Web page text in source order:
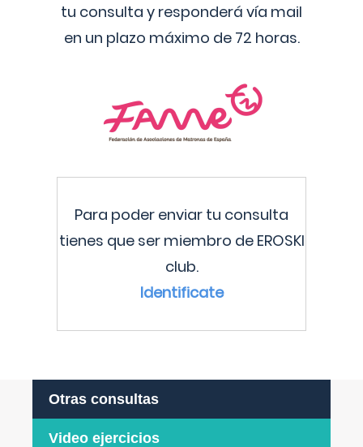
tu consulta y responderá vía mail
en un plazo máximo de 72 horas.
Para poder enviar tu consulta
tienes que ser miembro de EROSKI
club.
Identificate
Otras consultas
Video ejercicios